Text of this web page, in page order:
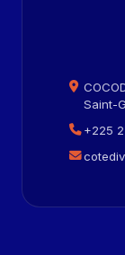
Saint-
+225